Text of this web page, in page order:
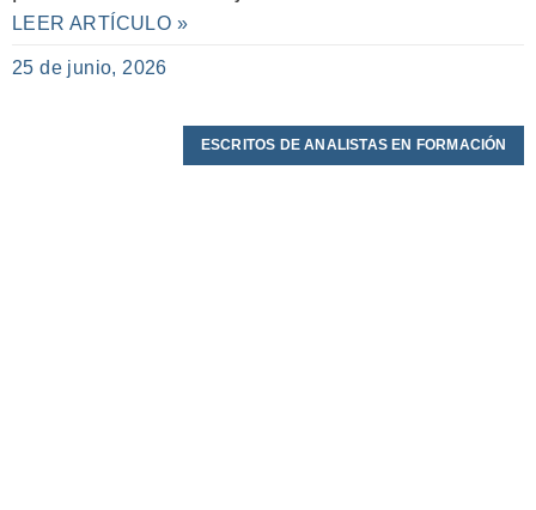
LEER ARTÍCULO »
25 de junio, 2026
ESCRITOS DE ANALISTAS EN FORMACIÓN